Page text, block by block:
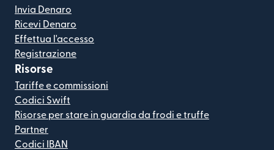
Invia Denaro
Ricevi Denaro
Effettua l'accesso
Registrazione
Risorse
Tariffe e commissioni
Codici Swift
Risorse per stare in guardia da frodi e truffe
Partner
Codici IBAN